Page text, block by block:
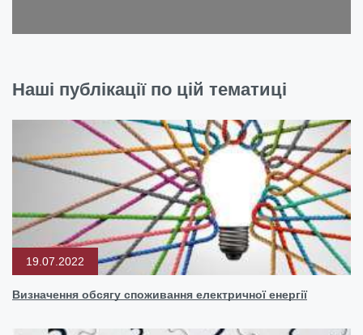
Наші публікації по цій тематиці
19.07.2022
Визначення обсягу споживання електричної енергії